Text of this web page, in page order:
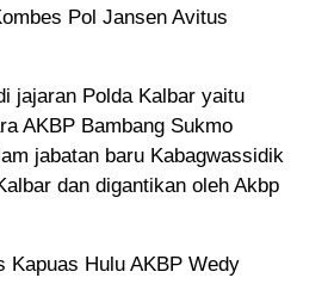
Pol Jansen Avitus
jajaran Polda Kalbar yaitu
AKBP Bambang Sukmo
jabatan baru Kabagwassidik
dan digantikan oleh Akbp
Kapuas Hulu AKBP Wedy